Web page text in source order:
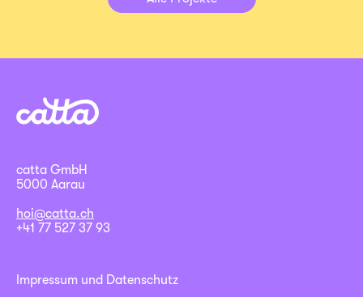
catta GmbH
5000 Aarau
hoi@catta.ch
+41 77 527 37 93
Impressum und Datenschutz